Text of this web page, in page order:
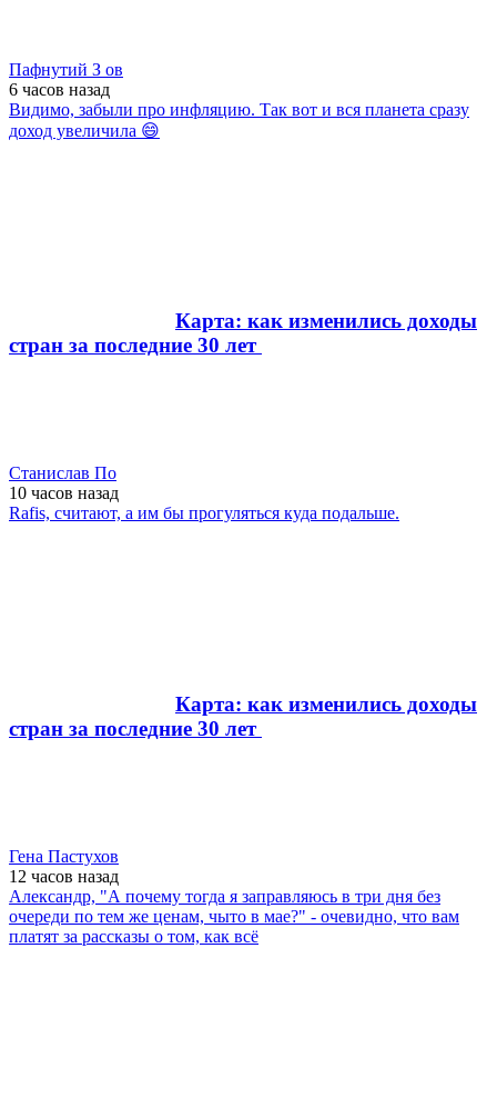
Пафнутий З ов
6 часов назад
Видимо, забыли про инфляцию. Так вот и вся планета сразу
доход увеличила 😄
Карта: как изменились доходы
стран за последние 30 лет
Станислав По
10 часов назад
Rafis, считают, а им бы прогуляться куда подальше.
Карта: как изменились доходы
стран за последние 30 лет
Гена Пастухов
12 часов назад
Александр, "А почему тогда я заправляюсь в три дня без
очереди по тем же ценам, чыто в мае?" - очевидно, что вам
платят за рассказы о том, как всё